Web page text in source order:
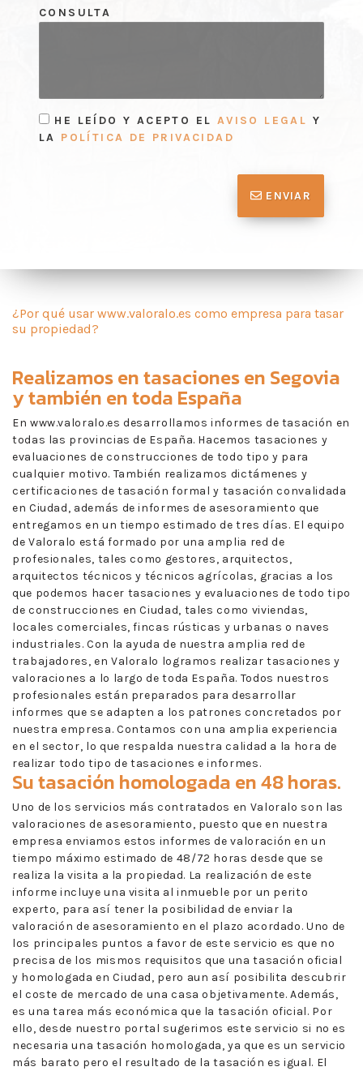
CONSULTA
HE LEÍDO Y ACEPTO EL AVISO LEGAL Y
LA POLÍTICA DE PRIVACIDAD
ENVIAR
¿Por qué usar www.valoralo.es como empresa para tasar
su propiedad?
Realizamos entasaciones en Segovia
y también en toda España
En www.valoralo.es desarrollamos informes de tasación en
todas las provincias de España. Hacemos tasaciones y
evaluaciones de construcciones de todo tipo y para
cualquier motivo. También realizamos dictámenes y
certificaciones de tasación formal y tasación convalidada
en Ciudad, además de informes de asesoramiento que
entregamos en un tiempo estimado de tres días. El equipo
de Valoralo está formado por una amplia red de
profesionales, tales como gestores, arquitectos,
arquitectos técnicos y técnicos agrícolas, gracias a los
que podemos hacer tasaciones y evaluaciones de todo tipo
de construcciones en Ciudad, tales como viviendas,
locales comerciales, fincas rústicas y urbanas o naves
industriales. Con la ayuda de nuestra amplia red de
trabajadores, en Valoralo logramos realizar tasaciones y
valoraciones a lo largo de toda España. Todos nuestros
profesionales están preparados para desarrollar
informes que se adapten a los patrones concretados por
nuestra empresa. Contamos con una amplia experiencia
en el sector, lo que respalda nuestra calidad a la hora de
realizar todo tipo de tasaciones e informes.
Su tasación homologada en 48 horas.
Uno de los servicios más contratados en Valoralo son las
valoraciones de asesoramiento, puesto que en nuestra
empresa enviamos estos informes de valoración en un
tiempo máximo estimado de 48/72 horas desde que se
realiza la visita a la propiedad. La realización de este
informe incluye una visita al inmueble por un perito
experto, para así tener la posibilidad de enviar la
valoración de asesoramiento en el plazo acordado. Uno de
los principales puntos a favor de este servicio es que no
precisa de los mismos requisitos que una tasación oficial
y homologada en Ciudad, pero aun así posibilita descubrir
el coste de mercado de una casa objetivamente. Además,
es una tarea más económica que la tasación oficial. Por
ello, desde nuestro portal sugerimos este servicio si no es
necesaria una tasación homologada, ya que es un servicio
más barato pero el resultado de la tasación es igual. El